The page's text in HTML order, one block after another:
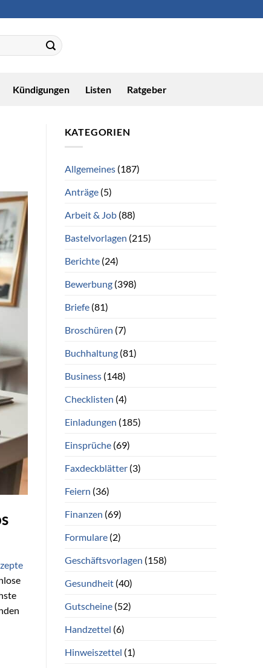
Kündigungen Listen Ratgeber
KATEGORIEN
Allgemeines(187)
Anträge(5)
Arbeit & Job(88)
Bastelvorlagen (215)
Berichte(24)
Bewerbung(398)
Briefe(81)
Broschüren (7)
Buchhaltung(81)
Business(148)
Checklisten (4)
Einladungen (185)
Einsprüche(69)
Faxdeckblätter(3)
Feiern (36)
Finanzen (69)
Formulare(2)
Geschäftsvorlagen (158)
Gesundheit(40)
Gutscheine(52)
Handzettel (6)
Hinweiszettel (1)